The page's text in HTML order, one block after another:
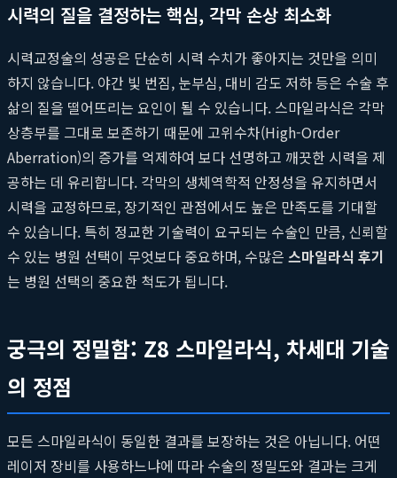
시력의 질을 결정하는 핵심, 각막 손상 최소화
시력교정술의 성공은 단순히 시력 수치가 좋아지는 것만을 의미
하지 않습니다. 야간 빛 번짐, 눈부심, 대비 감도 저하 등은 수술 후
삶의 질을 떨어뜨리는 요인이 될 수 있습니다. 스마일라식은 각막
상층부를 그대로 보존하기 때문에 고위수차(High-Order
Aberration)의 증가를 억제하여 보다 선명하고 깨끗한 시력을 제
공하는 데 유리합니다. 각막의 생체역학적 안정성을 유지하면서
시력을 교정하므로, 장기적인 관점에서도 높은 만족도를 기대할
수 있습니다. 특히 정교한 기술력이 요구되는 수술인 만큼, 신뢰할
수 있는 병원 선택이 무엇보다 중요하며, 수많은 스마일라식 후기
는 병원 선택의 중요한 척도가 됩니다.
궁극의 정밀함: Z8 스마일라식, 차세대 기술
의 정점
모든 스마일라식이 동일한 결과를 보장하는 것은 아닙니다. 어떤
레이저 장비를 사용하느냐에 따라 수술의 정밀도와 결과는 크게